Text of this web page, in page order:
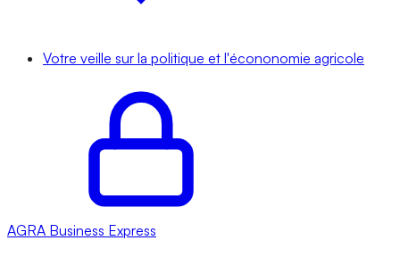
Votre veille sur la politique et l'écononomie agricole
AGRA Business Express